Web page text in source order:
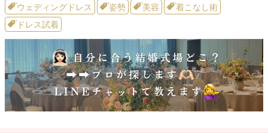
ウェディングドレス
姿勢 美容
着こなし術
ドレス試着